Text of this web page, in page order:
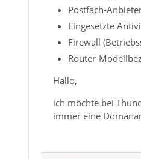
Postfach-
Eingesetzte
Firewall
Router-
Hallo,
ich möchte bei
immer eine